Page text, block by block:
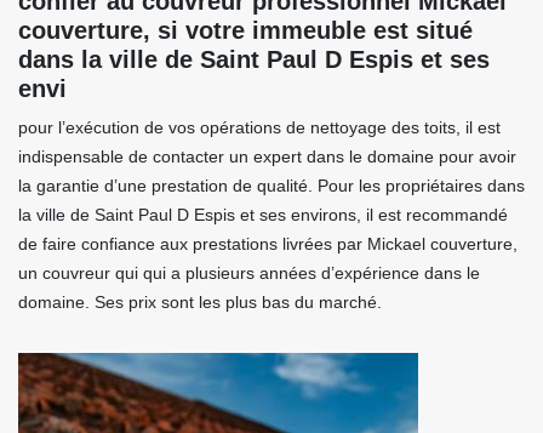
couverture, si votre immeuble est situé
dans la ville de Saint Paul D Espis et ses
envi
pour l’exécution de vos opérations de nettoyage des toits, il est
indispensable de contacter un expert dans le domaine pour avoir
la garantie d’une prestation de qualité. Pour les propriétaires dans
la ville de Saint Paul D Espis et ses environs, il est recommandé
de faire confiance aux prestations livrées par Mickael couverture,
un couvreur qui qui a plusieurs années d’expérience dans le
domaine. Ses prix sont les plus bas du marché.